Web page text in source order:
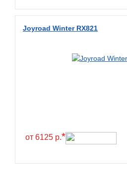
BFGoodrich
BKT
Carlisle
Centara
Joyroad Winter RX821
от 6125 р.*